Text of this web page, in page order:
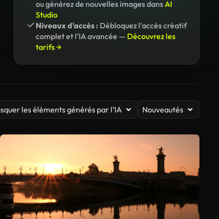
ou générez de nouvelles images dansAI
Studio
Niveaux d'accès : Débloquez l'accès créatif
complet et l'IA avancée — Découvrez les
tarifs →
les éléments générés par l’IA Nouveautés